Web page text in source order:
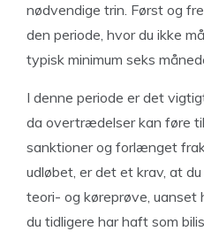
nødvendige trin. Først og
den periode, hvor du ikke
typisk minimum seks
I denne periode er det
da overtrædelser kan føre
sanktioner og forlænget
udløbet, er det et krav, at
teori- og køreprøve, uanset
du tidligere har haft som